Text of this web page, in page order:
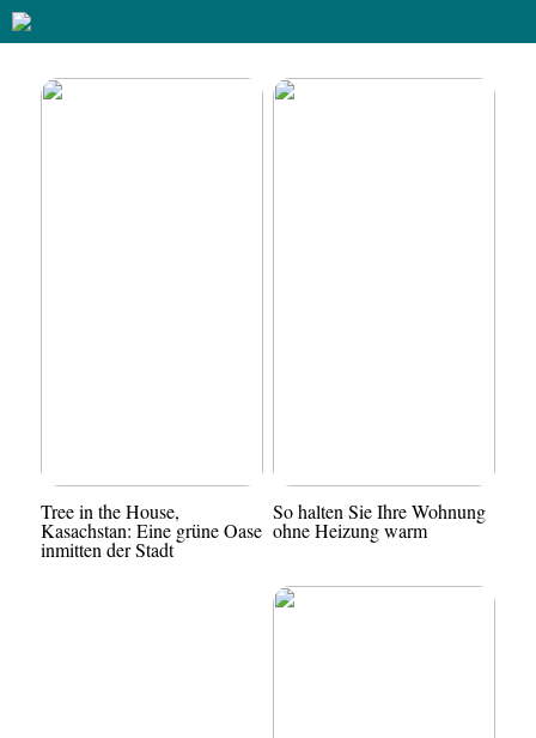
Tree in the House,
Kasachstan: Eine grüne Oase
inmitten der Stadt
So halten Sie Ihre Wohnung
ohne Heizung warm